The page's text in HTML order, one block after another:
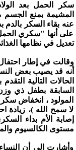
سكر الحمل بعد
المشيمة بمنع الجسم
عنه بقاء السكر بالدم
على أنها "سكري
تعديل في نظامها
وقالت في إطار
أنه قد يصيب بعض
الحالات التالية
السابقة بطفل ذي
المولود ، انخفاض سكر
لا سمح الله )، زيادة
إصابة الأم بداء
مستوى الكالسيوم
وأشارت إلى أن